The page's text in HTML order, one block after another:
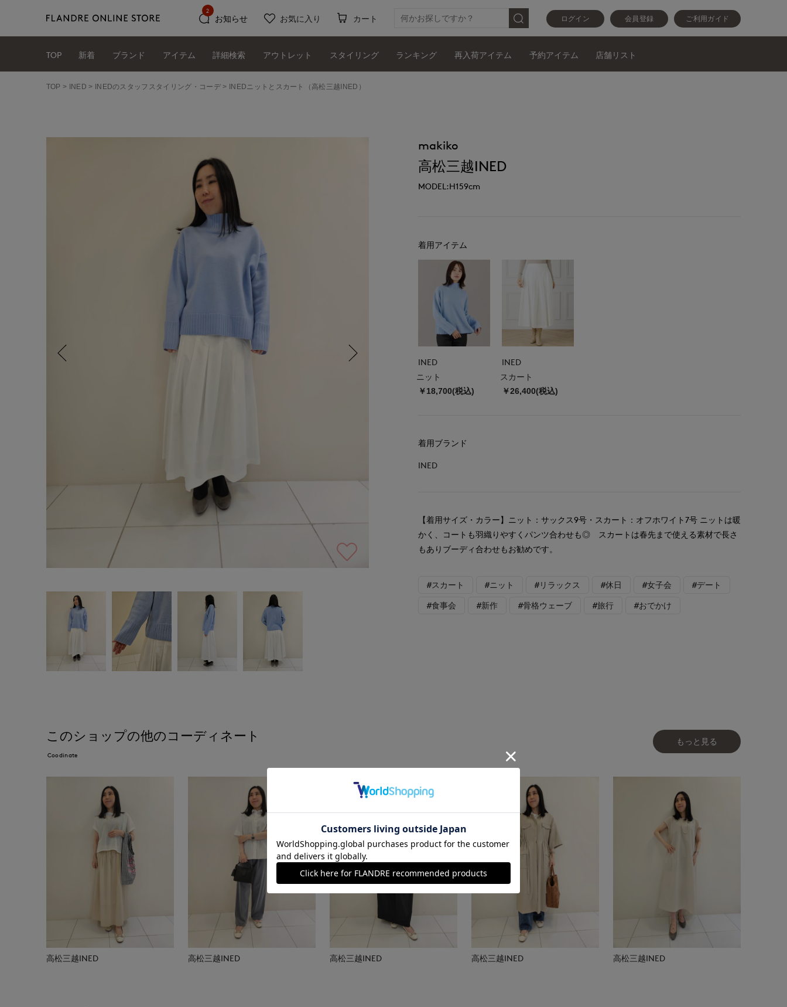
ログイン 会員登録 ご利用ガイド
お知らせ
2
お気に入り カート
TOP 新着 ブランド アイテム 詳細検索 アウトレット スタイリング ランキング 再入荷アイテム 予約アイテム 店舗リスト
TOP INED INEDのスタッフスタイリング・コーデ INEDニットとスカート（高松三越INED）
makiko
高松三越INED
MODEL:H159cm
着用アイテム
INED
ニット
￥18,700(税込)
INED
スカート
￥26,400(税込)
着用ブランド
INED
【着用サイズ・カラー】ニット：サックス9号・スカート：オフホワイト7号 ニットは暖
かく、コートも羽織りやすくパンツ合わせも◎ スカートは春先まで使える素材で長さ
もありブーディ合わせもお勧めです。
#スカート #ニット #リラックス #休日 #女子会 #デート
#食事会 #新作 #骨格ウェーブ #旅行 #おでかけ
このショップの他のコーディネート
Coodinate
もっと見る
高松三越INED 高松三越INED 高松三越INED 高松三越INED 高松三越INED